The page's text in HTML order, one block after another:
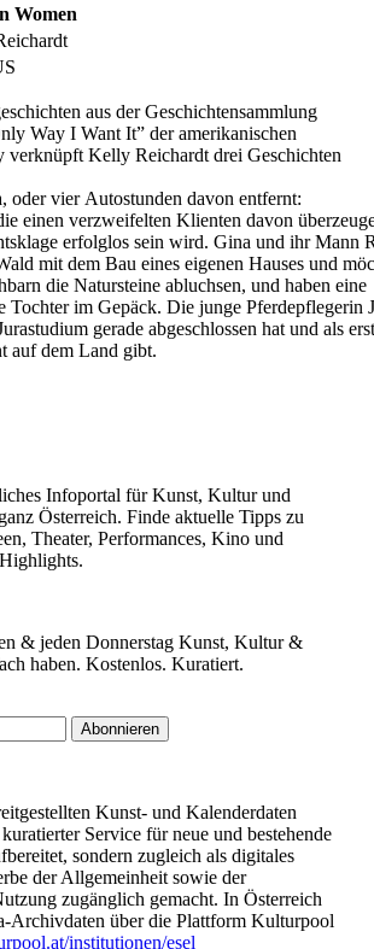
Women
aus der Geschichtensammlung
Way I Want It” der amerikanischen
Kelly Reichardt drei Geschichten
oder vier Autostunden davon entfernt:
einen verzweifelten Klienten davon
erfolglos sein wird. Gina und ihr Mann
mit dem Bau eines eigenen Hauses und
die Natursteine abluchsen, und haben eine
Tochter im Gepäck. Die junge Pferdepflegerin
gerade abgeschlossen hat und als
auf dem Land gibt.
Infoportal für Kunst, Kultur und
Österreich. Finde aktuelle Tipps zu
Theater, Performances, Kino und
& jeden Donnerstag Kunst, Kultur &
haben. Kostenlos. Kuratiert.
Abonnieren
Kunst- und Kalenderdaten
Service für neue und bestehende
sondern zugleich als digitales
der Allgemeinheit sowie der
zugänglich gemacht. In Österreich
Archivdaten über die Plattform Kulturpool
institutionen/esel